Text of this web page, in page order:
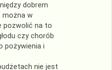
dobrem
można w
pozwolić na to
czy chorób
pożywienia i
nie jest